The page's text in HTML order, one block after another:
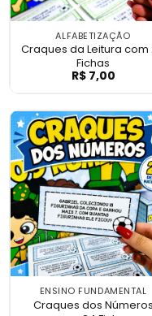
ALFABETIZAÇÃO
Craques da Leitura com
Fichas
Craques
R$7,00
ENSINO FUNDAMENTAL
Craques dos Números